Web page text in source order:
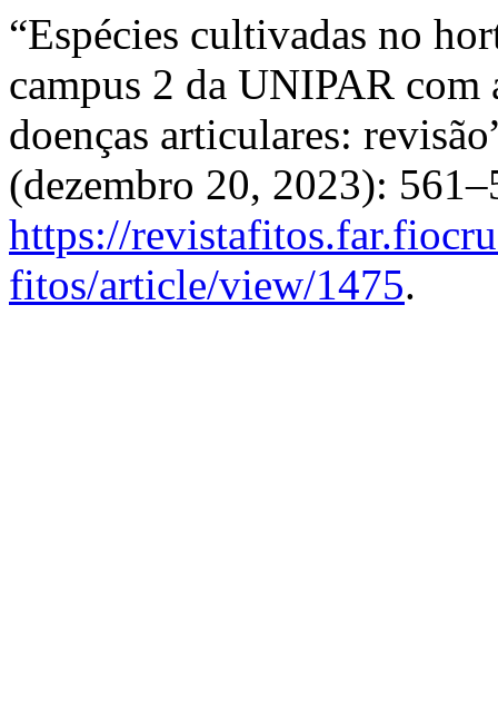
“Espécies cultivadas no
campus 2 da UNIPAR
doenças articulares:
(dezembro 20, 2023):
https://
fitos/article/view/1475.